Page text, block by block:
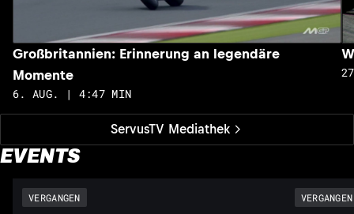
ServusTV Mediathek
Großbritannien: Erinnerung an legendäre
Momente
6. AUG. | 4:47 MIN
EVENTS
VERGANGEN VERGANGEN